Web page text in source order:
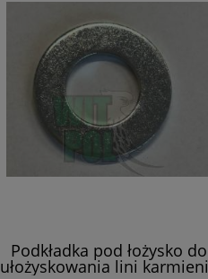
Podkładka pod łożysko do
ułożyskowania lini